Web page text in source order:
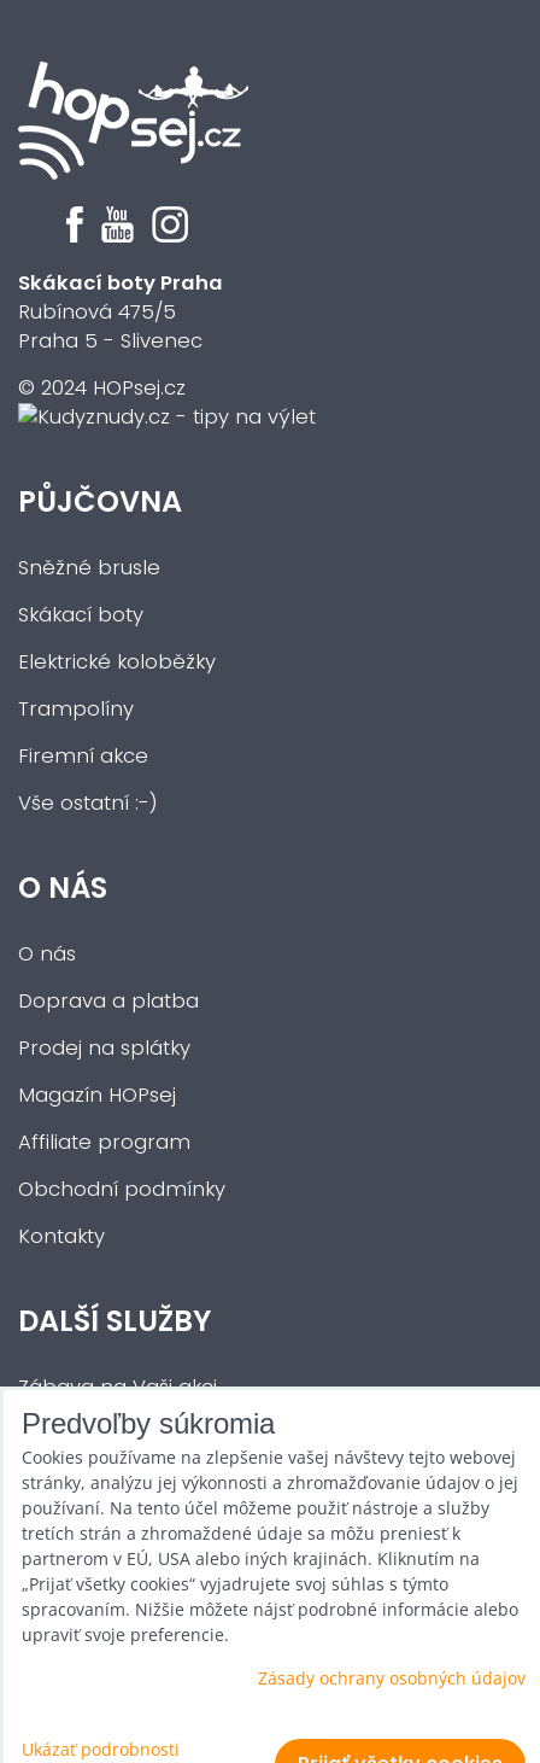
Skákací boty Praha
Rubínová 475/5
Praha 5 - Slivenec
© 2024 HOPsej.cz
PŮJČOVNA
Sněžné brusle
Skákací boty
Elektrické koloběžky
Trampolíny
Firemní akce
Vše ostatní :-)
O NÁS
O nás
Doprava a platba
Prodej na splátky
Magazín HOPsej
Affiliate program
Obchodní podmínky
Kontakty
DALŠÍ SLUŽBY
Zábava na Vaši akci
Půjčovna
Promotéři
Kurzy a setkání
Velkoobchod
Nabídka práce
Zásady ochrany osobných údajov
Predvoľby súkromia
Cookies používame na zlepšenie vašej návštevy tejto webovej
stránky, analýzu jej výkonnosti a zhromažďovanie údajov o jej
používaní. Na tento účel môžeme použiť nástroje a služby
tretích strán a zhromaždené údaje sa môžu preniesť k
partnerom v EÚ, USA alebo iných krajinách. Kliknutím na
„Prijať všetky cookies“ vyjadrujete svoj súhlas s týmto
spracovaním. Nižšie môžete nájsť podrobné informácie alebo
upraviť svoje preferencie.
Zásady ochrany osobných údajov
Ukázať podrobnosti